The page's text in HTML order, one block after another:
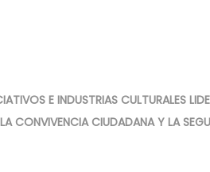
E INDUSTRIAS CULTURALES
CONVIVENCIA CIUDADANA Y LA